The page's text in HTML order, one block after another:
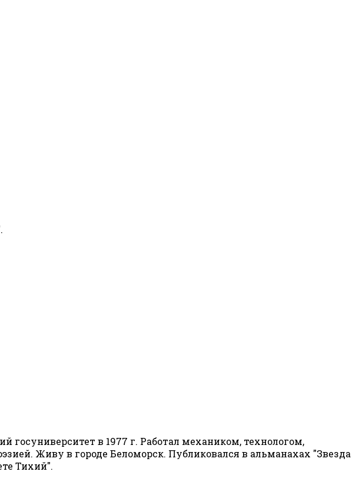
госуниверситет в 1977 г. Работал механиком, технологом,
Живу в городе Беломорск. Публиковался в альманахах "Звезда
Тихий".